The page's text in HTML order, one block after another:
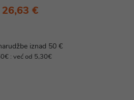
26,63 €
iznad 50 €
: već od 5,30€